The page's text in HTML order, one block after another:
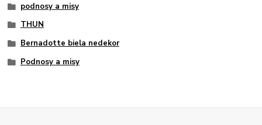
podnosy a misy
THUN
Bernadotte biela nedekor
Podnosy a misy